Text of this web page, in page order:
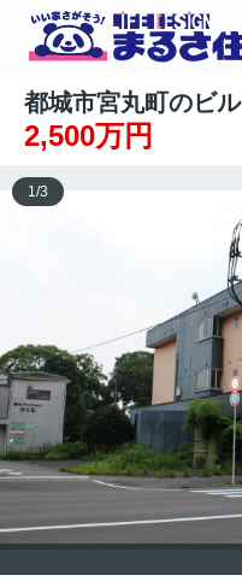
都城市宮丸町のビル
2,500万円
1/3